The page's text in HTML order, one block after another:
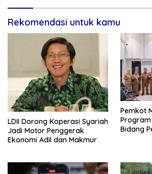
Rekomendasi untuk kamu
LDII Dorong Koperasi Syariah
Jadi Motor Penggerak
Ekonomi Adil dan Makmur
Pemkot
Bidang